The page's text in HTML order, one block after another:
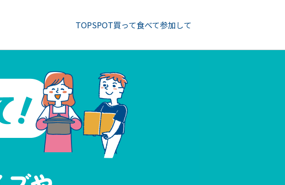
TOPSPOT買って食べて参加して